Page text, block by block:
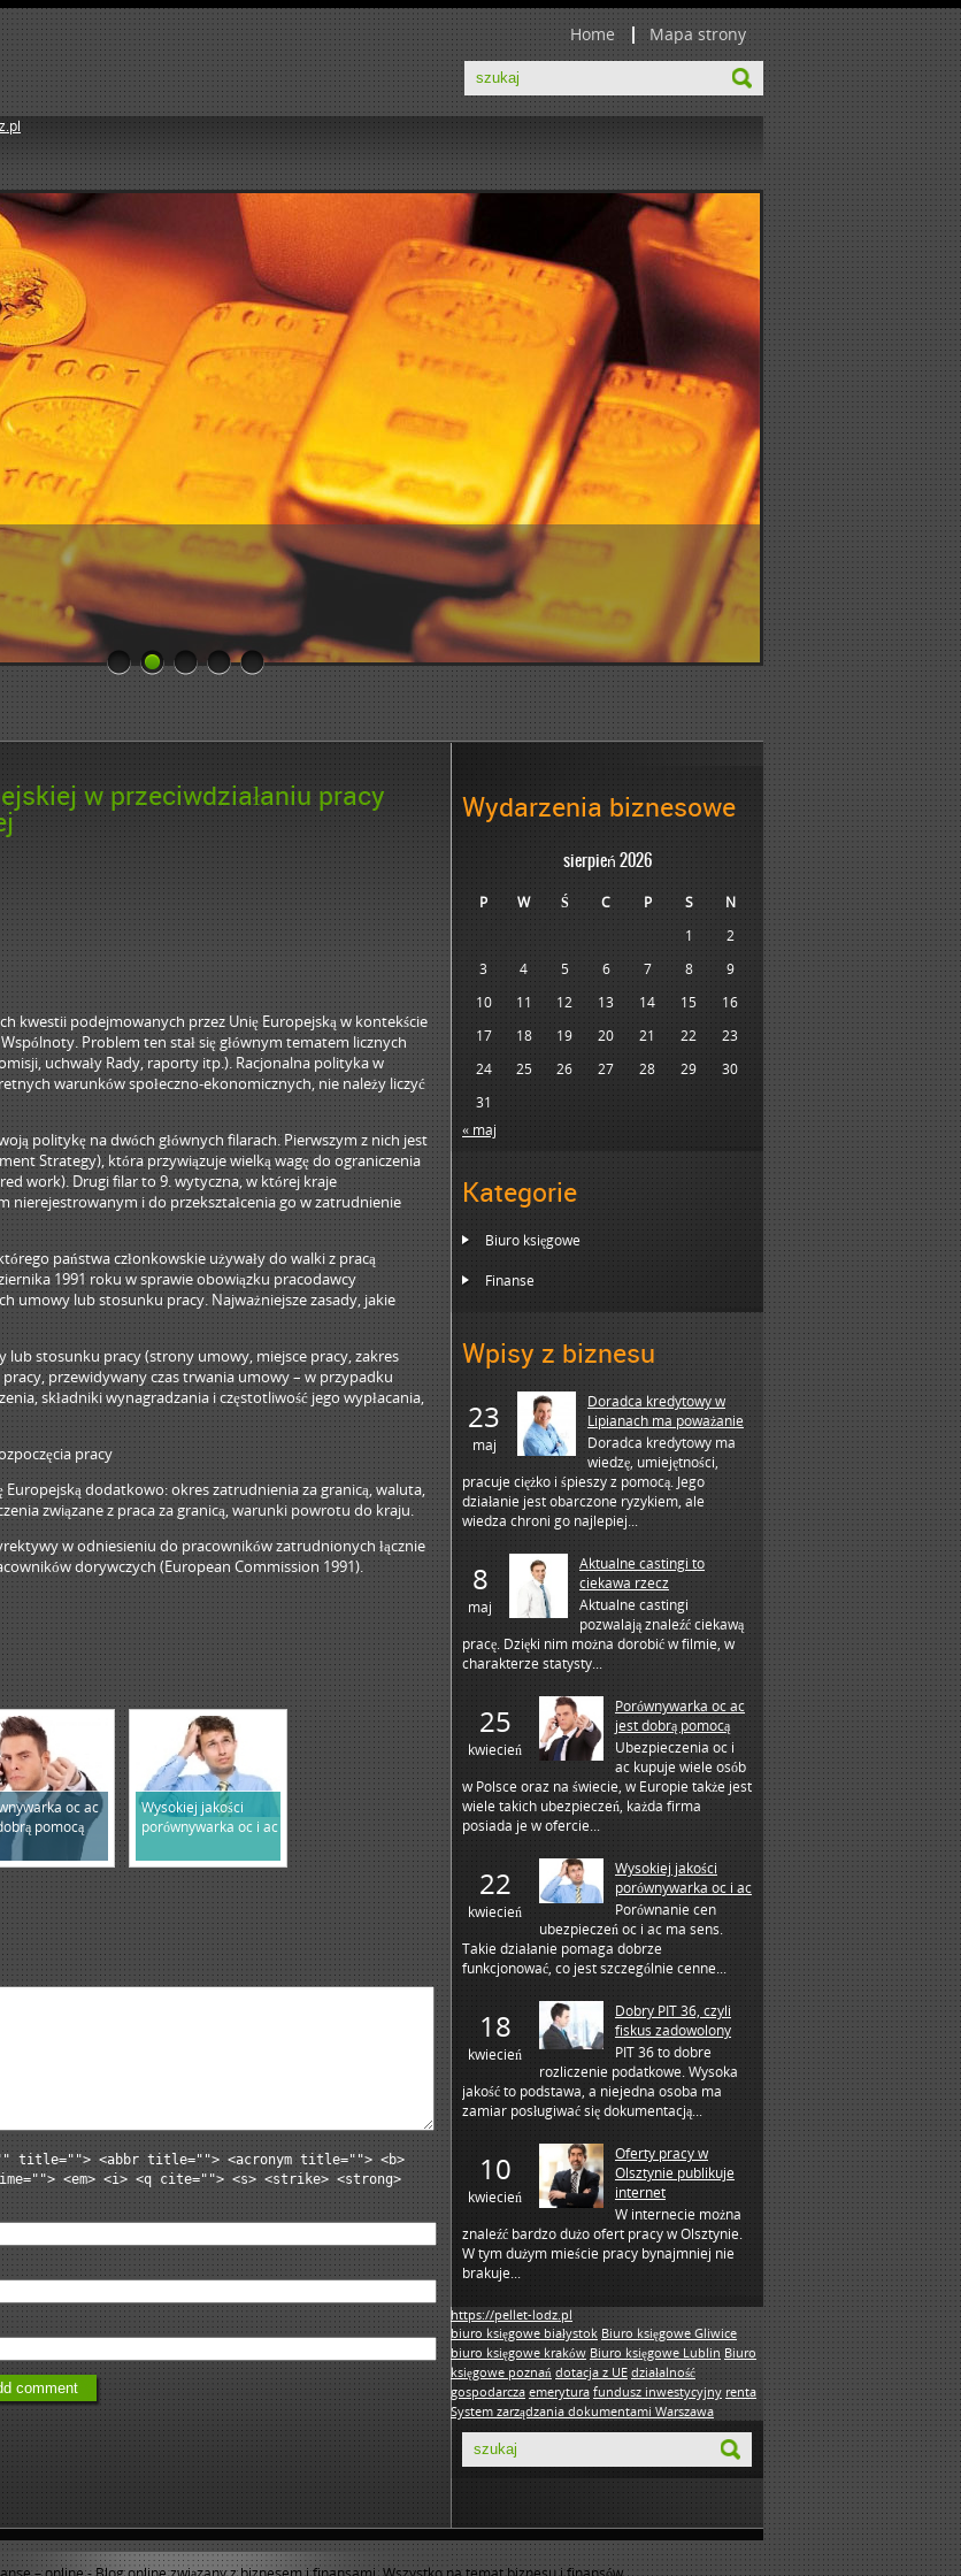
Home Mapa strony
Wydarzenia biznesowe
sierpień 2026
P W Ś C P S
N
1
2
3
4 5 6 7 8
9
10
11 12 13 14 15
16
17
18 19 20 21 22
23
24
25 26 27 28 29
30
31
« maj
Kategorie
Biuro księgowe
Finanse
Wpisy z biznesu
23
maj
Doradca kredytowy w
Lipianach ma poważanie
Doradca kredytowy ma
wiedzę, umiejętności,
pracuje ciężko i śpieszy z pomocą. Jego
działanie jest obarczone ryzykiem, ale
wiedza chroni go najlepiej...
8
maj
Aktualne castingi to
ciekawa rzecz
Aktualne castingi
pozwalają znaleźć ciekawą
pracę. Dzięki nim można dorobić w filmie, w
charakterze statysty...
25
kwiecień
Porównywarka oc ac
jest dobrą pomocą
Ubezpieczenia oc i
ac kupuje wiele osób
w Polsce oraz na świecie, w Europie także jest
wiele takich ubezpieczeń, każda firma
posiada je w ofercie...
22
kwiecień
Wysokiej jakości
porównywarka oc i ac
Porównanie cen
ubezpieczeń oc i ac ma sens.
Takie działanie pomaga dobrze
funkcjonować, co jest szczególnie cenne...
18
kwiecień
Dobry PIT 36, czyli
fiskus zadowolony
PIT 36 to dobre
rozliczenie podatkowe. Wysoka
jakość to podstawa, a niejedna osoba ma
zamiar posługiwać się dokumentacją...
10
kwiecień
Oferty pracy w
Olsztynie publikuje
internet
W internecie można
znaleźć bardzo dużo ofert pracy w Olsztynie.
W tym dużym mieście pracy bynajmniej nie
brakuje...
https://pellet-lodz.pl
biuro księgowe białystok Biuro księgowe Gliwice
biuro księgowe kraków Biuro księgowe Lublin Biuro
księgowe poznań dotacja z UE działalność
gospodarcza emerytura fundusz inwestycyjny renta
System zarządzania dokumentami Warszawa
w przeciwdziałaniu pracy
kwestii podejmowanych przez Unię Europejską w kontekście
Problem ten stał się głównym tematem licznych
uchwały Rady, raporty itp.). Racjonalna polityka w
warunków społeczno-ekonomicznych, nie należy liczyć
politykę na dwóch głównych filarach. Pierwszym z nich jest
Strategy), która przywiązuje wielką wagę do ograniczenia
work). Drugi filar to 9. wytyczna, w której kraje
nierejestrowanym i do przekształcenia go w zatrudnienie
państwa członkowskie używały do walki z pracą
1991 roku w sprawie obowiązku pracodawcy
umowy lub stosunku pracy. Najważniejsze zasady, jakie
stosunku pracy (strony umowy, miejsce pracy, zakres
przewidywany czas trwania umowy – w przypadku
składniki wynagradzania i częstotliwość jego wypłacania,
pracy
dodatkowo: okres zatrudnienia za granicą, waluta,
związane z praca za granicą, warunki powrotu do kraju.
w odniesieniu do pracowników zatrudnionych łącznie
dorywczych (European Commission 1991).
oc ac
pomocą
Wysokiej jakości
porównywarka oc i ac
title=""> <abbr title=""> <acronym title=""> <b>
<em> <i> <q cite=""> <s> <strike> <strong>